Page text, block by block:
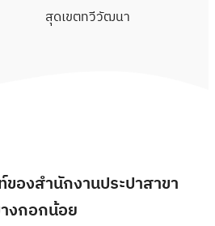
สุดเขตทวีวัฒนา
ของสำนักงานประปาสาขา
งกอกน้อย